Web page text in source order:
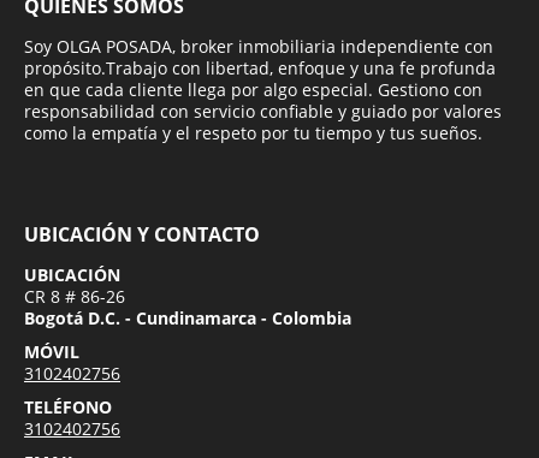
QUIÉNES SOMOS
Soy OLGA POSADA, broker inmobiliaria independiente con
propósito.Trabajo con libertad, enfoque y una fe profunda
en que cada cliente llega por algo especial. Gestiono con
responsabilidad con servicio confiable y guiado por valores
como la empatía y el respeto por tu tiempo y tus sueños.
UBICACIÓN Y CONTACTO
UBICACIÓN
CR 8 # 86-26
Bogotá D.C. - Cundinamarca - Colombia
MÓVIL
3102402756
TELÉFONO
3102402756